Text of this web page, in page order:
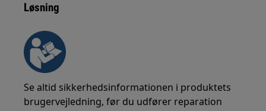
Løsning
Se altid sikkerhedsinformationen i produktets
brugervejledning, før du udfører reparation